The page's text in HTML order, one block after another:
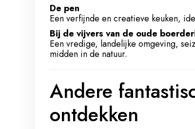
De pen
Een verfijnde en creatieve keuken,
Bij de vijvers van de oude
Een vredige, landelijke omgeving,
midden in de natuur.
Andere
ontdekken